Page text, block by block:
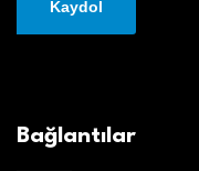
Bağlantılar